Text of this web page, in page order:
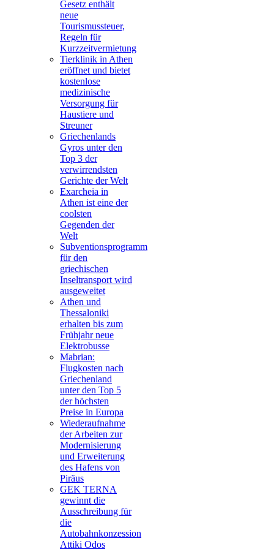
Gesetz enthält
neue
Tourismussteuer,
Regeln für
Kurzzeitvermietung
Tierklinik in Athen
eröffnet und bietet
kostenlose
medizinische
Versorgung für
Haustiere und
Streuner
Griechenlands
Gyros unter den
Top 3 der
verwirrendsten
Gerichte der Welt
Exarcheia in
Athen ist eine der
coolsten
Gegenden der
Welt
Subventionsprogramm
für den
griechischen
Inseltransport wird
ausgeweitet
Athen und
Thessaloniki
erhalten bis zum
Frühjahr neue
Elektrobusse
Mabrian:
Flugkosten nach
Griechenland
unter den Top 5
der höchsten
Preise in Europa
Wiederaufnahme
der Arbeiten zur
Modernisierung
und Erweiterung
des Hafens von
Piräus
GEK TERNA
gewinnt die
Ausschreibung für
die
Autobahnkonzession
Attiki Odos